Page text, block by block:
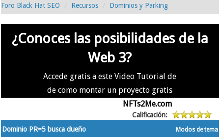
Foro Black Hat SEO Recursos Dominios y Parking
¿Conoces las posibilidades de la
Web 3?
Accede gratis a este Video Tutorial de
de como montar un proyecto gratis
NFTs2Me.com
Calificación:
Modos de tema
Dominio PR=5 busca dueño